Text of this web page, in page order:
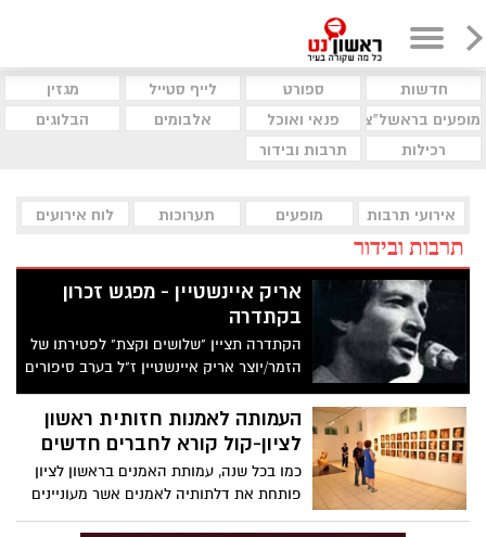
חדשות ספורט לייף סטייל
מגזין
מופעים בראשל"צ
פנאי ואוכל אלבומים
הבלוגים
רכילות
תרבות ובידור
אירועי תרבות מופעים תערוכות לוח אירועים
תרבות ובידור
אריק איינשטיין - מפגש זכרון
בקתדרה
הקתדרה תציין "שלושים וקצת" לפטירתו של
הזמר/יוצר אריק איינשטיין ז"ל בערב סיפורים
וזמר עליו ועל שיריו שיתקיים באודיטוריום של
היכל התרבות ביום ראשון ה- 12.1.2014 בשעה:
19:00
העמותה לאמנות חזותית ראשון
לציון-קול קורא לחברים חדשים
כמו בכל שנה, עמותת האמנים בראשון לציון
פותחת את דלתותיה לאמנים אשר מעוניינים
לקחת חלק בפעולותיה האמנותיים.